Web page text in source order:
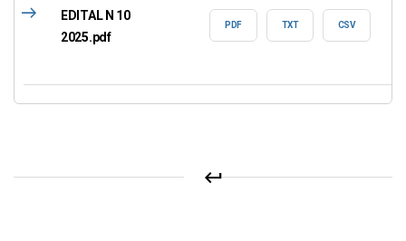
east
EDITAL N 10
2025.pdf
PDF TXT CSV
keyboard_return